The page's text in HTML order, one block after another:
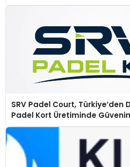
SRV Padel Court, Türkiye’den
Padel Kort Üretiminde